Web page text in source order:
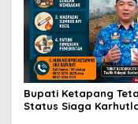
Bupati Ketapang
Status Siaga